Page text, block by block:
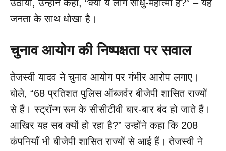
उठाया, उन्होंने कहा, “क्या ये लोग साधु-महात्मा हैं?” – यह
जनता के साथ धोखा है।
चुनाव आयोग की निष्पक्षता पर सवाल
तेजस्वी यादव ने चुनाव आयोग पर गंभीर आरोप लगाए।
बोले, “68 प्रतिशत पुलिस ऑब्जर्वर बीजेपी शासित राज्यों
से हैं। स्ट्रॉन्ग रूम के सीसीटीवी बार-बार बंद हो जाते हैं।
आखिर यह सब क्यों हो रहा है?” उन्होंने कहा कि 208
कंपनियाँ भी बीजेपी शासित राज्यों से आई हैं। तेजस्वी ने